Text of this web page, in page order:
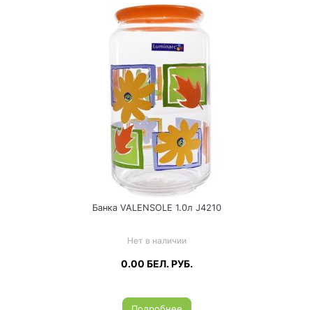
Банка VALENSOLE 1.0л J4210
Нет в наличии
0.00 БЕЛ. РУБ.